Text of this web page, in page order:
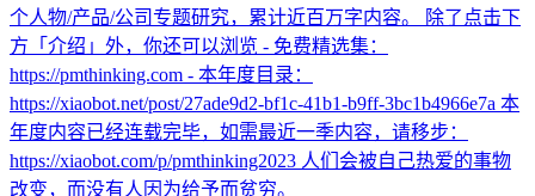
个人物/产品/公司专题研究，累计近百万字内容。 除了点击下
方「介绍」外，你还可以浏览 - 免费精选集：
https://pmthinking.com - 本年度目录：
https://xiaobot.net/post/27ade9d2-bf1c-41b1-b9ff-3bc1b4966e7a 本
年度内容已经连载完毕，如需最近一季内容，请移步：
https://xiaobot.com/p/pmthinking2023 人们会被自己热爱的事物
改变，而没有人因为给予而贫穷。